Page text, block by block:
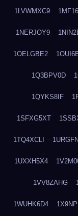
1LVWMXC9
1NERJOY9
1OELGBE2
1Q3BPV0D
1QYKS8IF
1SFXG5XT
1TQ4XCLI
1UXXH5X4
1VV8ZAHG
1WUHK6D4